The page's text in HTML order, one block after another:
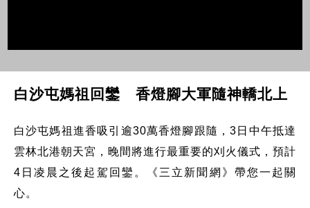
白沙屯媽祖回鑾 香燈腳大軍隨神轎北上
白沙屯媽祖進香吸引逾30萬香燈腳跟隨，3日中午抵達
雲林北港朝天宮，晚間將進行最重要的刈火儀式，預計
4日凌晨之後起駕回鑾。《三立新聞網》帶您一起關
心。